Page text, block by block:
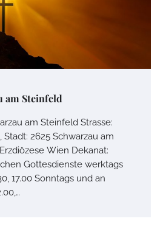
am Steinfeld
am Steinfeld Strasse:
Stadt: 2625 Schwarzau am
Wien Dekanat:
Gottesdienste werktags
17.00 Sonntags und an